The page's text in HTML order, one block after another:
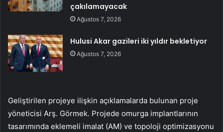
çakılamayacak
Ağustos 7, 2026
Hulusi Akar gazileri iki yıldır bekletiyor
Ağustos 7, 2026
Geliştirilen projeye ilişkin açıklamalarda bulunan proje
yöneticisi Arş. Görmek. Projede omurga implantlarının
tasarımında eklemeli imalat (AM) ve topoloji optimizasyonu